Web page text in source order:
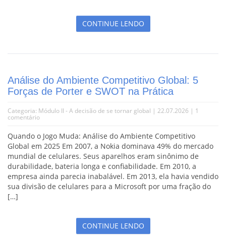
CONTINUE LENDO
Análise do Ambiente Competitivo Global: 5
Forças de Porter e SWOT na Prática
Categoria: Módulo II - A decisão de se tornar global | 22.07.2026 | 1
comentário
Quando o Jogo Muda: Análise do Ambiente Competitivo
Global em 2025 Em 2007, a Nokia dominava 49% do mercado
mundial de celulares. Seus aparelhos eram sinônimo de
durabilidade, bateria longa e confiabilidade. Em 2010, a
empresa ainda parecia inabalável. Em 2013, ela havia vendido
sua divisão de celulares para a Microsoft por uma fração do
[…]
CONTINUE LENDO